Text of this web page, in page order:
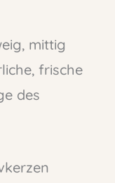
mittig
frische
des